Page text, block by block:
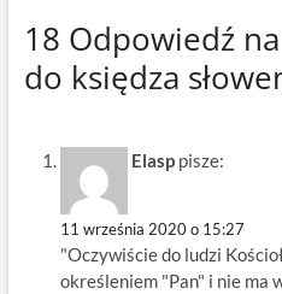
18 Odpowiedź
do księdza
Elasp pisze:
11 września 2020 o 15:27
"Oczywiście do ludzi
określeniem "Pan" i nie ma